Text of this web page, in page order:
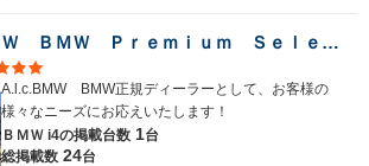
Ａ．ｌ．ｃ．ＢＭＷ ＢＭＷ Ｐｒｅｍｉｕｍ Ｓｅｌｅｃｔｉｏｎ 小田原 ／（株）ＡＬＣ Ｍｏｔｏｒｅｎ
A.l.c.BMW BMW正規ディーラーとして、お客様の
様々なニーズにお応えいたします！
ＢＭＷ i4の掲載台数 1台
総掲載数 24台